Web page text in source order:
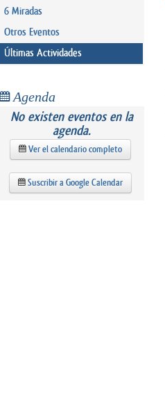
6 Miradas
Otros Eventos
Últimas Actividades
Agenda
No existen eventos en la
agenda.
Ver el calendario completo
Suscribir a Google Calendar